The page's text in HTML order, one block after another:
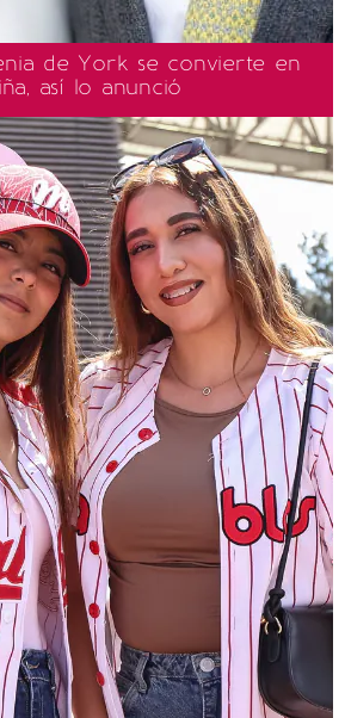
de York se convierte en
así lo anunció